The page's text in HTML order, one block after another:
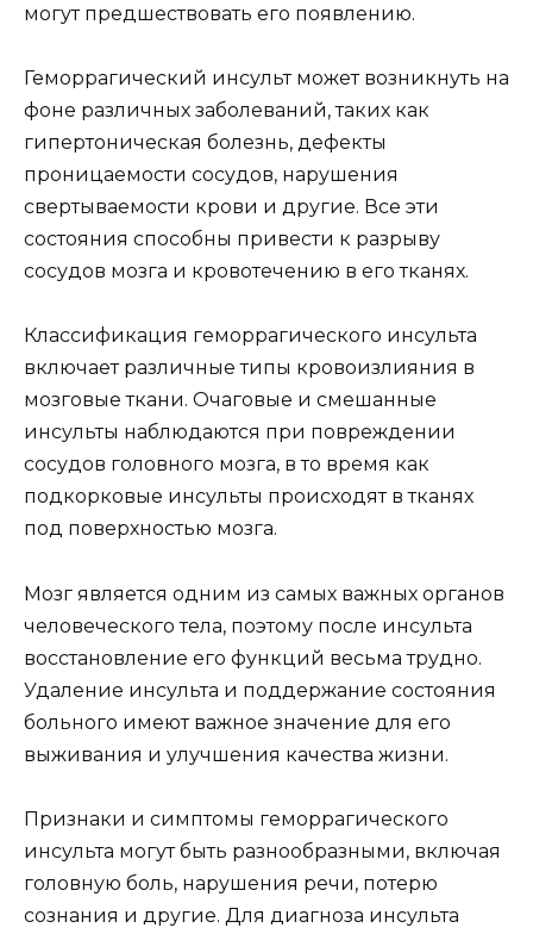
могут предшествовать его появлению.
Геморрагический инсульт может возникнуть на
фоне различных заболеваний, таких как
гипертоническая болезнь, дефекты
проницаемости сосудов, нарушения
свертываемости крови и другие. Все эти
состояния способны привести к разрыву
сосудов мозга и кровотечению в его тканях.
Классификация геморрагического инсульта
включает различные типы кровоизлияния в
мозговые ткани. Очаговые и смешанные
инсульты наблюдаются при повреждении
сосудов головного мозга, в то время как
подкорковые инсульты происходят в тканях
под поверхностью мозга.
Мозг является одним из самых важных органов
человеческого тела, поэтому после инсульта
восстановление его функций весьма трудно.
Удаление инсульта и поддержание состояния
больного имеют важное значение для его
выживания и улучшения качества жизни.
Признаки и симптомы геморрагического
инсульта могут быть разнообразными, включая
головную боль, нарушения речи, потерю
сознания и другие. Для диагноза инсульта